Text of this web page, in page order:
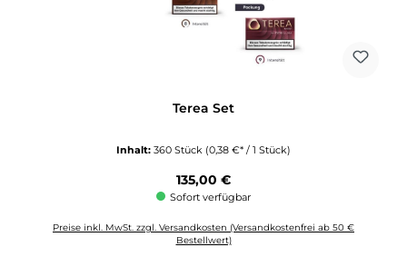
Terea Set
Inhalt: 360 Stück (0,38 €* / 1 Stück)
Regulärer Preis:
135,00 €
Sofort verfügbar
Preise inkl. MwSt. zzgl. Versandkosten (Versandkostenfrei ab 50 €
Bestellwert)